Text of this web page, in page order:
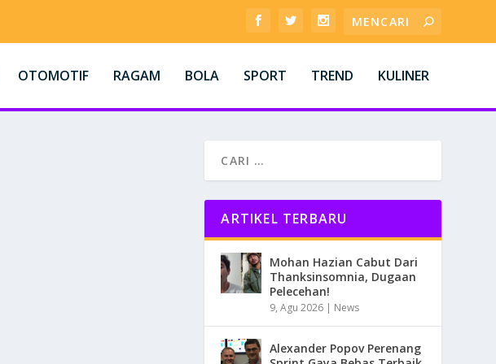
OTOMOTIF RAGAM BOLA SPORT TREND KULINER
ARTIKEL TERBARU
Mohan Hazian Cabut Dari
Thanksinsomnia, Dugaan
Pelecehan!
9, Agu 2026 | News
Alexander Popov Perenang